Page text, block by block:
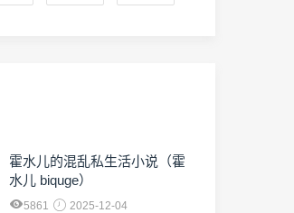
霍水儿的混乱私生活小说（霍
水儿 biquge）
5861 2025-12-04